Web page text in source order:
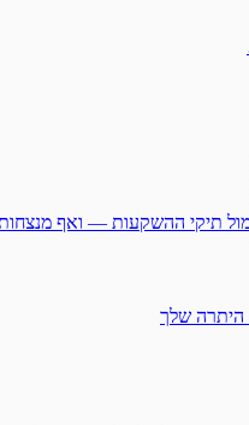
תיקי ההשקעות — ואף